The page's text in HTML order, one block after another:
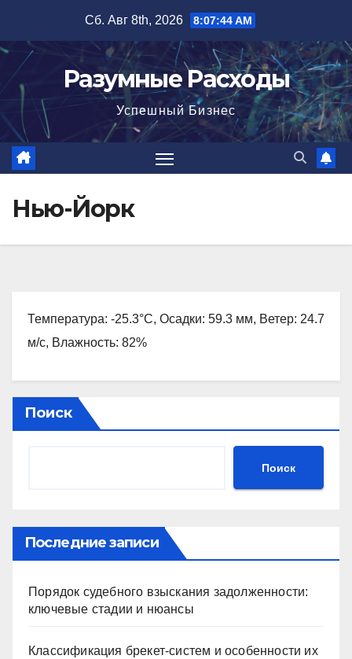
содержимому
Сб. Авг 8th, 2026 8:07:45 AM
Разумные Расходы
Успешный Бизнес
Нью-Йорк
Температура: -25.3°C, Осадки: 59.3 мм, Ветер: 24.7
м/с, Влажность: 82%
Поиск
Поиск
Последние записи
Порядок судебного взыскания задолженности:
ключевые стадии и нюансы
Классификация брекет-систем и особенности их